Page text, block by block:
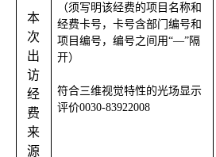
本
次
出
访
经
费
来
源
（须写明该经费的项目名称和
经费卡号，卡号含部门编号和
项目编号，编号之间用“—”隔
开）
符合三维视觉特性的光场显示
评价0030-83922008